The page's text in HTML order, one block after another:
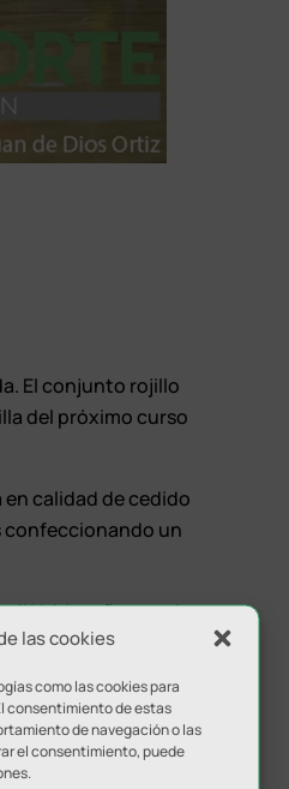
las cookies
como las cookies para
consentimiento de estas
de navegación o las
el consentimiento, puede
El conjunto rojillo
del próximo curso
en calidad de cedido
confeccionando un
Valdepeñas, será
y
la confianza
devolveré dando el